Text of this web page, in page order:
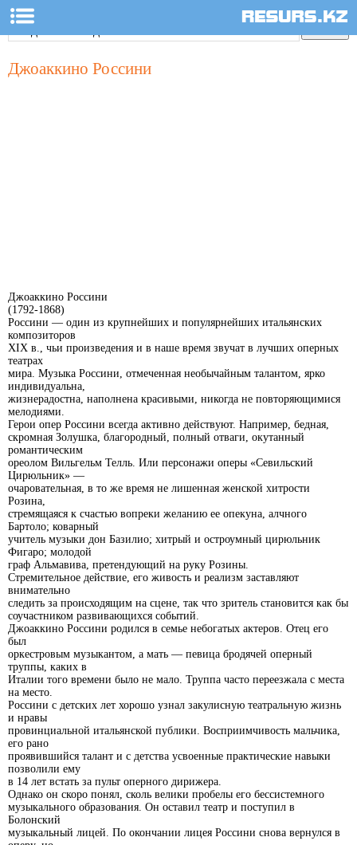
Джоаккино Россини
Джоаккино Россини
(1792-1868)
Россини — один из крупнейших и популярнейших итальянских
композиторов
XIX в., чьи произведения и в наше время звучат в лучших оперных
театрах
мира. Музыка Россини, отмеченная необычайным талантом, ярко
индивидуальна,
жизнерадостна, наполнена красивыми, никогда не повторяющимися
мелодиями.
Герои опер Россини всегда активно действуют. Например, бедная,
скромная Золушка, благородный, полный отваги, окутанный
романтическим
ореолом Вильгельм Телль. Или персонажи оперы «Севильский
Цирюльник» —
очаровательная, в то же время не лишенная женской хитрости
Розина,
стремящаяся к счастью вопреки желанию ее опекуна, алчного
Бартоло; коварный
учитель музыки дон Базилио; хитрый и остроумный цирюльник
Фигаро; молодой
граф Альмавива, претендующий на руку Розины.
Стремительное действие, его живость и реализм заставляют
внимательно
следить за происходящим на сцене, так что зритель становится как бы
соучастником развивающихся событий.
Джоаккино Россини родился в семье небогатых актеров. Отец его
был
оркестровым музыкантом, а мать — певица бродячей оперный
труппы, каких в
Италии того времени было не мало. Труппа часто переезжала с места
на место.
Россини с детских лет хорошо узнал закулисную театральную жизнь
и нравы
провинциальной итальянской публики. Восприимчивость мальчика,
его рано
проявившийся талант и с детства усвоенные практические навыки
позволили ему
в 14 лет встать за пульт оперного дирижера.
Однако он скоро понял, сколь велики пробелы его бессистемного
музыкального образования. Он оставил театр и поступил в
Болонский
музыкальный лицей. По окончании лицея Россини снова вернулся в